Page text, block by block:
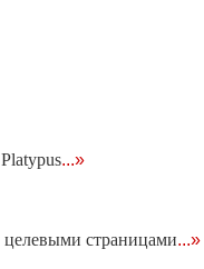
...»
целевыми страницами...»